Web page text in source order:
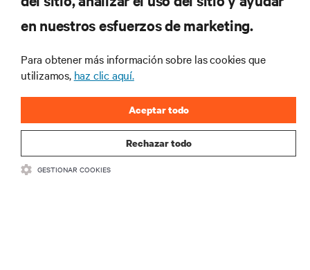
SOPORTE
CORPORATIVO
CONECTA CON NOSOTROS
en nuestros esfuerzos de marketing.
Para obtener más información sobre las cookies que
utilizamos, haz clic aquí.
Rechazar todo
Aceptar todo
GESTIONAR COOKIES